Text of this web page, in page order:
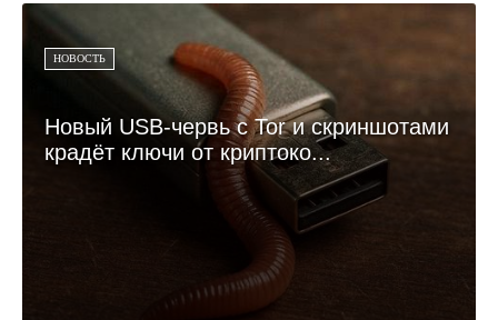
НОВОСТЬ
Новый USB-червь с Tor и скриншотами
крадёт ключи от криптоко...